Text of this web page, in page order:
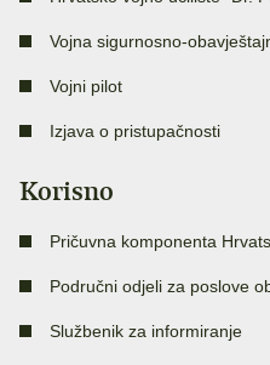
Vojna sigurnosno-
Vojni pilot
Izjava o pristupačnosti
Korisno
Pričuvna komponenta
Područni odjeli za poslove
Službenik za informiranje